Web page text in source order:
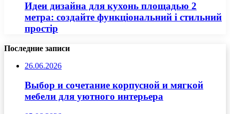
Идеи дизайна для кухонь площадью 2
метра: создайте функціональний і стильний
простір
Последние записи
26.06.2026
Выбор и сочетание корпусной и мягкой
мебели для уютного интерьера